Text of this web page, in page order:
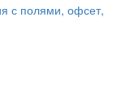
с полями, офсет,